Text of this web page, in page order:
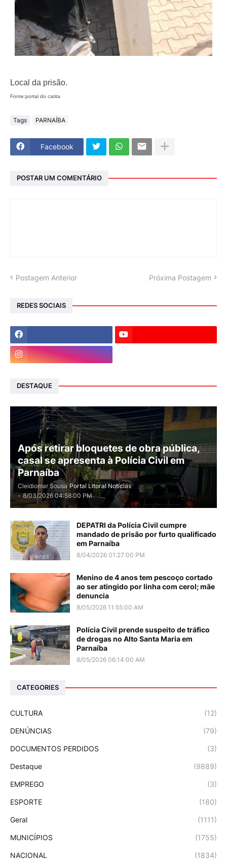
Local da prisão.
Fonte:portal do catita
Tags PARNAÍBA
Facebook
POSTAR UM COMENTÁRIO
Postagem Anterior Próxima Postagem
REDES SOCIAIS
DESTAQUE
Após retirar bloquetes de obra pública,
casal se apresenta à Polícia Civil em
Parnaíba
Cleidiomar Sousa Portal Litoral Notícias
- 8/03/2026 04:58:00 PM
DEPATRI da Polícia Civil cumpre
mandado de prisão por furto qualificado
em Parnaíba
8/04/2026 01:27:00 PM
Menino de 4 anos tem pescoço cortado
ao ser atingido por linha com cerol; mãe
denuncia
8/05/2026 11:55:00 AM
Polícia Civil prende suspeito de tráfico
de drogas no Alto Santa Maria em
Parnaíba
8/05/2026 06:14:00 AM
CATEGORIES
CULTURA (12)
DENÚNCIAS (79)
DOCUMENTOS PERDIDOS (3)
Destaque (9889)
EMPREGO (3)
ESPORTE (180)
Geral (1111)
MUNICÍPIOS (1755)
NACIONAL (1834)